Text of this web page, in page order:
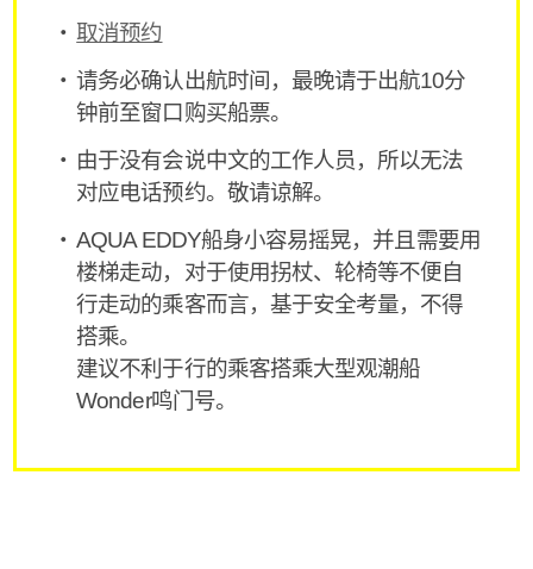
取消预约
请务必确认出航时间，最晚请于出航10分
钟前至窗口购买船票。
由于没有会说中文的工作人员，所以无法
对应电话预约。敬请谅解。
AQUA EDDY船身小容易摇晃，并且需要用
楼梯走动，对于使用拐杖、轮椅等不便自
行走动的乘客而言，基于安全考量，不得
搭乘。
建议不利于行的乘客搭乘大型观潮船
Wonder鸣门号。